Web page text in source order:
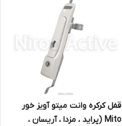
قفل کرکره وانت میتو آویز خور
Mito (پراید ، مزدا ، آریسان ،